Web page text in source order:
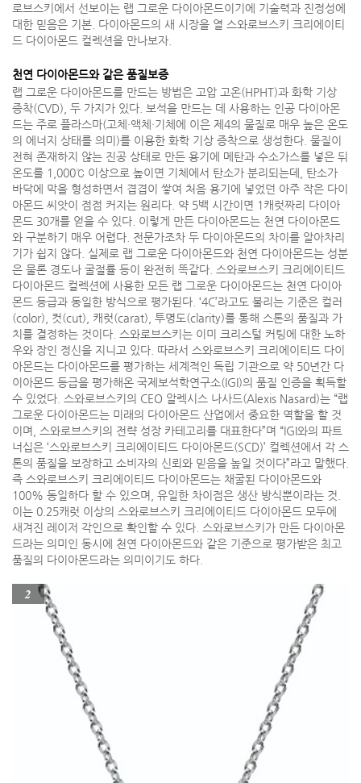
로브스키에서 선보이는 랩 그로운 다이아몬드이기에 기술력과 진정성에
대한 믿음은 기본. 다이아몬드의 새 시장을 열 스와로브스키 크리에이티
드 다이아몬드 컬렉션을 만나보자.
천연 다이아몬드와 같은 품질보증
랩 그로운 다이아몬드를 만드는 방법은 고압 고온(HPHT)과 화학 기상
증착(CVD), 두 가지가 있다. 보석을 만드는 데 사용하는 인공 다이아몬
드는 주로 플라스마(고체·액체·기체에 이은 제4의 물질로 매우 높은 온도
의 에너지 상태를 의미)를 이용한 화학 기상 증착으로 생성한다. 물질이
전혀 존재하지 않는 진공 상태로 만든 용기에 메탄과 수소가스를 넣은 뒤
온도를 1,000℃ 이상으로 높이면 기체에서 탄소가 분리되는데, 탄소가
바닥에 막을 형성하면서 겹겹이 쌓여 처음 용기에 넣었던 아주 작은 다이
아몬드 씨앗이 점점 커지는 원리다. 약 5백 시간이면 1캐럿짜리 다이아
몬드 30개를 얻을 수 있다. 이렇게 만든 다이아몬드는 천연 다이아몬드
와 구분하기 매우 어렵다. 전문가조차 두 다이아몬드의 차이를 알아차리
기가 쉽지 않다. 실제로 랩 그로운 다이아몬드와 천연 다이아몬드는 성분
은 물론 경도나 굴절률 등이 완전히 똑같다. 스와로브스키 크리에이티드
다이아몬드 컬렉션에 사용한 모든 랩 그로운 다이아몬드는 천연 다이아
몬드 등급과 동일한 방식으로 평가된다. ‘4C’라고도 불리는 기준은 컬러
(color), 컷(cut), 캐럿(carat), 투명도(clarity)를 통해 스톤의 품질과 가
치를 결정하는 것이다. 스와로브스키는 이미 크리스털 커팅에 대한 노하
우와 장인 정신을 지니고 있다. 따라서 스와로브스키 크리에이티드 다이
아몬드는 다이아몬드를 평가하는 세계적인 독립 기관으로 약 50년간 다
이아몬드 등급을 평가해온 국제보석학연구소(IGI)의 품질 인증을 획득할
수 있었다. 스와로브스키의 CEO 알렉시스 나사드(Alexis Nasard)는 “랩
그로운 다이아몬드는 미래의 다이아몬드 산업에서 중요한 역할을 할 것
이며, 스와로브스키의 전략 성장 카테고리를 대표한다”며 “IGI와의 파트
너십은 ‘스와로브스키 크리에이티드 다이아몬드(SCD)’ 컬렉션에서 각 스
톤의 품질을 보장하고 소비자의 신뢰와 믿음을 높일 것이다”라고 말했다.
즉 스와로브스키 크리에이티드 다이아몬드는 채굴된 다이아몬드와
100% 동일하다 할 수 있으며, 유일한 차이점은 생산 방식뿐이라는 것.
이는 0.25캐럿 이상의 스와로브스키 크리에이티드 다이아몬드 모두에
새겨진 레이저 각인으로 확인할 수 있다. 스와로브스키가 만든 다이아몬
드라는 의미인 동시에 천연 다이아몬드와 같은 기준으로 평가받은 최고
품질의 다이아몬드라는 의미이기도 하다.
2